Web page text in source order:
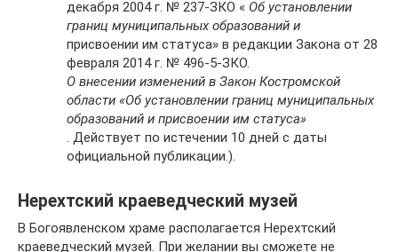
декабря 2004 г. № 237-ЗКО « Об установлении
границ муниципальных образований и
присвоении им статуса» в редакции Закона от 28
февраля 2014 г. № 496-5-ЗКО.
О внесении изменений в Закон Костромской
области «Об установлении границ муниципальных
образований и присвоении им статуса»
. Действует по истечении 10 дней с даты
официальной публикации.).
Нерехтский краеведческий музей
В Богоявленском храме располагается Нерехтский
краеведческий музей. При желании вы сможете не